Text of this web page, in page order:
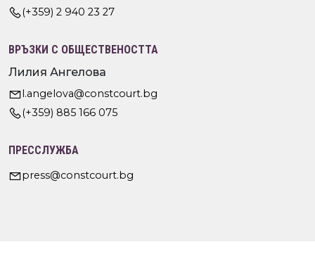
(+359) 2 940 23 27
ВРЪЗКИ С ОБЩЕСТВЕНОСТТА
Лилия Ангелова
l.angelova@constcourt.bg
(+359) 885 166 075
ПРЕССЛУЖБА
press@constcourt.bg